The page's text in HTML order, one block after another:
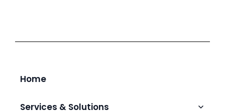
Home
Services & Solutions